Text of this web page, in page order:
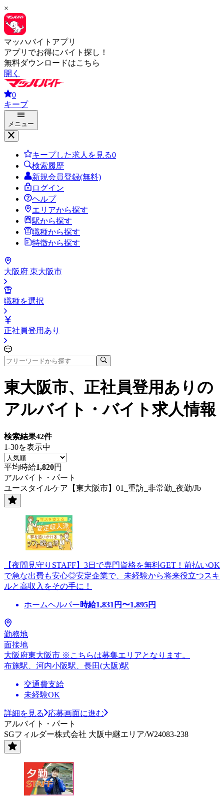
×
マッハバイトアプリ
アプリでお得にバイト探し！
無料ダウンロードはこちら
開く
0
キープ
メニュー
キープした求人を見る0
検索履歴
新規会員登録(無料)
ログイン
ヘルプ
エリアから探す
駅から探す
職種から探す
特徴から探す
大阪府 東大阪市
職種を選択
正社員登用あり
東大阪市、正社員登用あり の
アルバイト・バイト求人情報
検索結果42件
1-30を表示中
平均時給1,820円
アルバイト・パート
ユースタイルケア【東大阪市】01_重訪_非常勤_夜勤/Jb
【夜間見守りSTAFF】3日で専門資格を無料GET！前払いOK
で急な出費も安心◎安定企業で、未経験から将来役立つスキ
ルと高収入をその手に！
ホームヘルパー時給1,831 円〜1,895円
勤務地
面接地
大阪府東大阪市 ※こちらは募集エリアとなります。
布施駅、河内小阪駅、長田(大阪)駅
交通費支給
未経験OK
詳細を見る
応募画面に進む
アルバイト・パート
SGフィルダー株式会社 大阪中継エリア/W24083-238